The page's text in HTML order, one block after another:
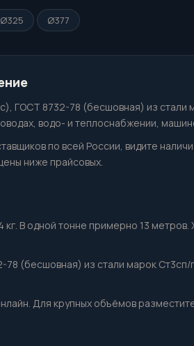
Ø325 Ø377
ГОСТ 8732-78 (бесшовная) из
водо- и теплоснабжении,
по всей России, видите
ниже прайсовых.
В одной тонне примерно 13 метров.
(бесшовная) из стали марок
Для крупных объёмов